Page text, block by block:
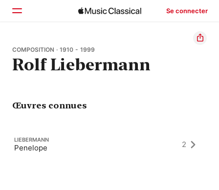
Se connecter
Accueil
Parcourir
COMPOSITION · 1910 - 1999
Rolf Liebermann
Œuvres connues
LIEBERMANN
Penelope 2